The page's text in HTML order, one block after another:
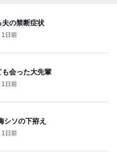
の禁断症状
1日前
会った大先輩
1日前
シソの下拵え
1日前